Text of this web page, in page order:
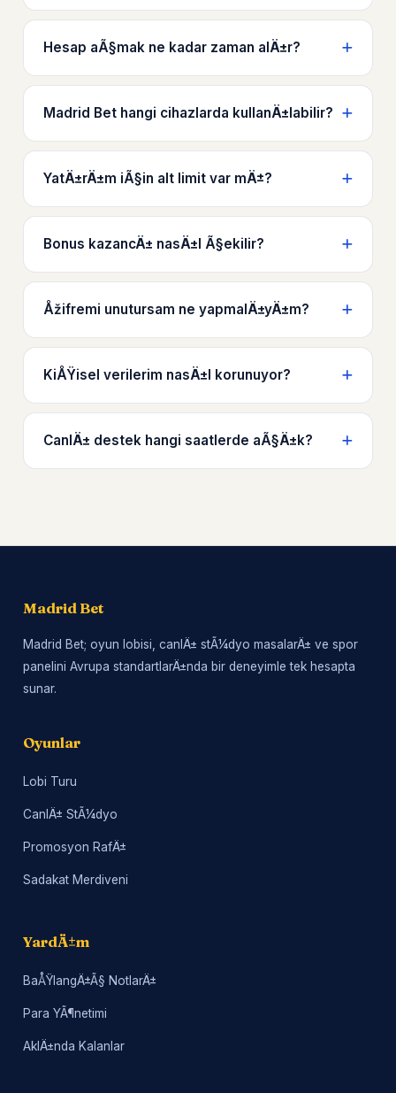
Hesap aÃ§mak ne kadar zaman alÄ±r?
Madrid Bet hangi cihazlarda kullanÄ±labilir?
YatÄ±rÄ±m iÃ§in alt limit var mÄ±?
Bonus kazancÄ± nasÄ±l Ã§ekilir?
Åžifremi unutursam ne yapmalÄ±yÄ±m?
KiÅŸisel verilerim nasÄ±l korunuyor?
CanlÄ± destek hangi saatlerde aÃ§Ä±k?
Madrid Bet
Madrid Bet; oyun lobisi, canlÄ± stÃ¼dyo masalarÄ± ve spor
panelini Avrupa standartlarÄ±nda bir deneyimle tek hesapta
sunar.
Oyunlar
Lobi Turu
CanlÄ± StÃ¼dyo
Promosyon RafÄ±
Sadakat Merdiveni
YardÄ±m
BaÅŸlangÄ±Ã§ NotlarÄ±
Para YÃ¶netimi
AklÄ±nda Kalanlar